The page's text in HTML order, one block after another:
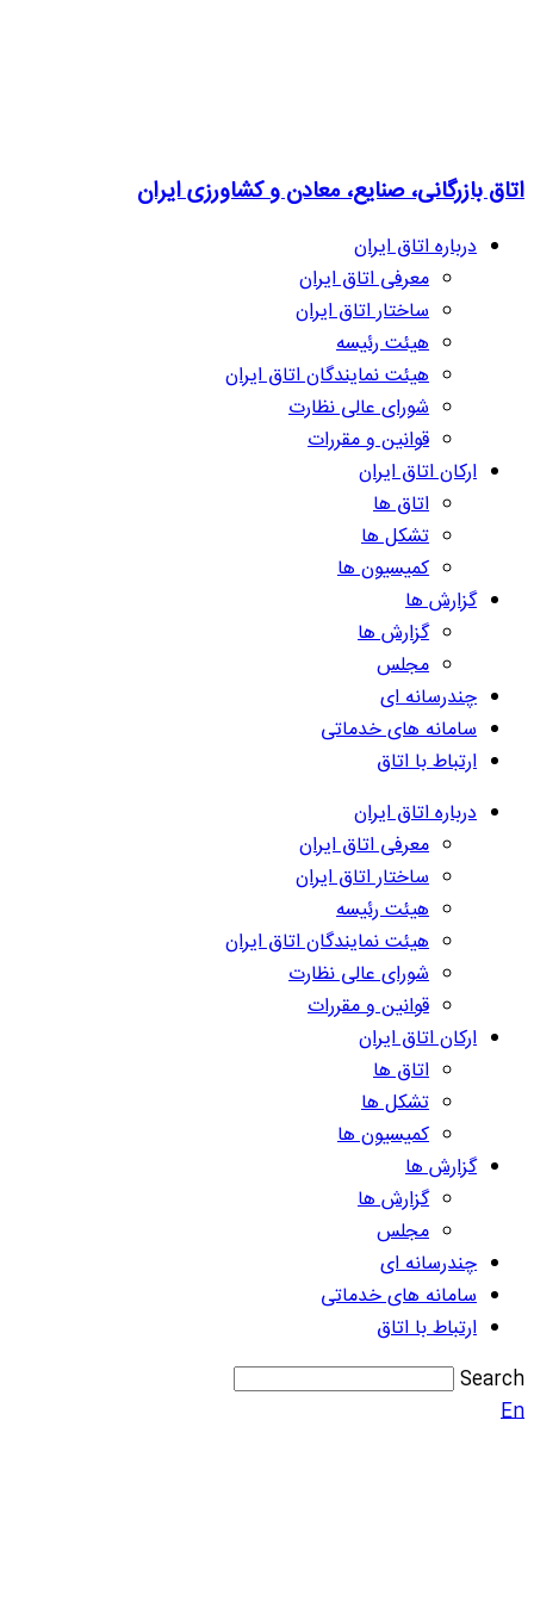
اتاق بازرگانی، صنایع، معادن و کشاورزی ایران
درباره اتاق ایران
معرفی اتاق ایران
ساختار اتاق ایران
هیئت رئیسه
هیئت نمایندگان اتاق ایران
شورای عالی نظارت
قوانین و مقررات
ارکان اتاق ایران
اتاق ها
تشکل ها
کمیسیون ها
گزارش ها
گزارش ها
مجلس
چندرسانه ای
سامانه های خدماتی
ارتباط با اتاق
درباره اتاق ایران
معرفی اتاق ایران
ساختار اتاق ایران
هیئت رئیسه
هیئت نمایندگان اتاق ایران
شورای عالی نظارت
قوانین و مقررات
ارکان اتاق ایران
اتاق ها
تشکل ها
کمیسیون ها
گزارش ها
گزارش ها
مجلس
چندرسانه ای
سامانه های خدماتی
ارتباط با اتاق
Search
En